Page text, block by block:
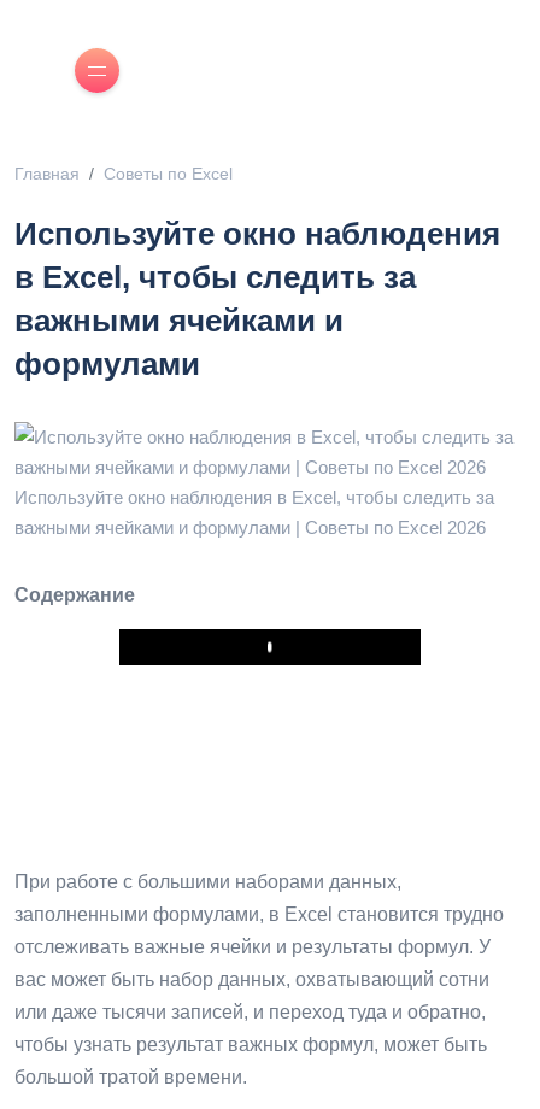
Главная Советы по Excel
Используйте окно наблюдения
в Excel, чтобы следить за
важными ячейками и
формулами
Используйте окно наблюдения в Excel, чтобы следить за
важными ячейками и формулами | Советы по Excel 2026
Содержание
Play
При работе с большими наборами данных,
заполненными формулами, в Excel становится трудно
отслеживать важные ячейки и результаты формул. У
вас может быть набор данных, охватывающий сотни
или даже тысячи записей, и переход туда и обратно,
чтобы узнать результат важных формул, может быть
большой тратой времени.